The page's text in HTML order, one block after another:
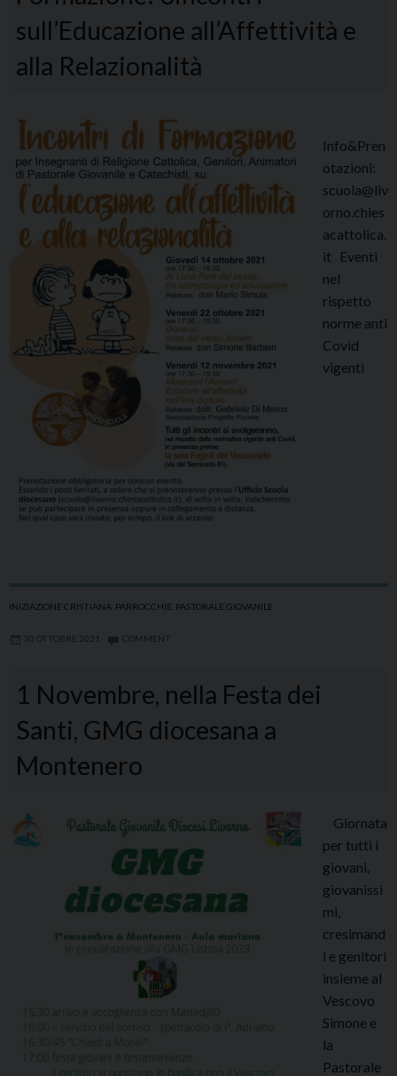
sull’Educazione all’Affettività e
alla Relazionalità
Info&Pren
otazioni:
scuola@liv
orno.chies
acattolica.
it Eventi
nel
rispetto
norme anti
Covid
vigenti
INIZIAZIONE CRISTIANA PARROCCHIE PASTORALE GIOVANILE
30 OTTOBRE 2021 COMMENT
1 Novembre, nella Festa dei
Santi, GMG diocesana a
Montenero
Giornata
per tutti i
giovani,
giovanissi
mi,
cresimand
i e genitori
insieme al
Vescovo
Simone e
la
Pastorale